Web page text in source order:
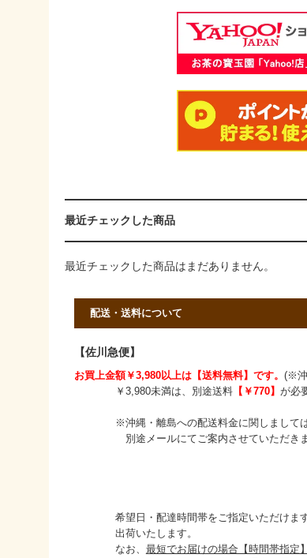
最近チェックした商品
最近チェックした商品はまだありません。
配送・送料について
【佐川急便】
お買上金額￥3,980以上は【送料無料】です。 (※沖
￥3,980未満は、別途送料【￥770】 が必
※沖縄・離島への配送料金に関しましては
別途メールにてご案内させていただき
希望日・配達時間帯をご指定いただけます
出荷いたします。
なお、 最短でお届けの場合【時間帯指定